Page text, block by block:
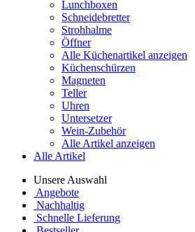
Lunchboxen
Schneidebretter
Strohhalme
Öffner
Alle Küchenartikel anzeigen
Küchenschürzen
Magneten
Teller
Uhren
Untersetzer
Wein-Zubehör
Alle Artikel anzeigen
Alle Artikel
Unsere Auswahl
Angebote
Nachhaltig
Schnelle Lieferung